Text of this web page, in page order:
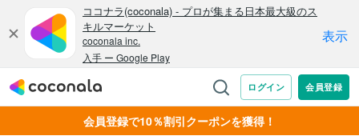
会員登録で10％割引クーポンを獲得！